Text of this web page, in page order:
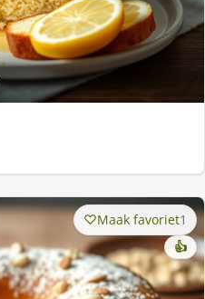
Maak favoriet1
👍